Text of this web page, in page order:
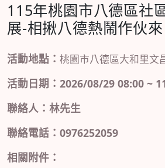
115年桃園市八德區社
展-相揪八德熱鬧作伙來
活動地點： 桃園市八德區大和里文
活動日期：2026/08/29 08:00 ~
聯絡人：林先生
聯絡電話：0976252059
相關附件：